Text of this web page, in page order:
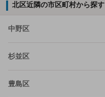
北区近隣の市区町村から探す
中野区
杉並区
豊島区